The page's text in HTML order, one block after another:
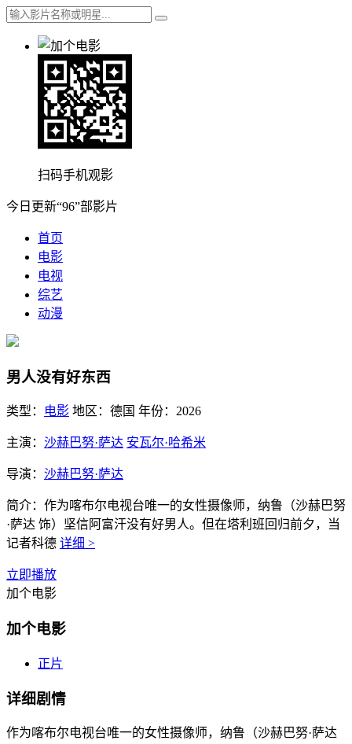
扫码手机观影
今日更新“96”部影片
首页
电影
电视
综艺
动漫
男人没有好东西
类型： 电影 地区： 德国 年份： 2026
主演： 沙赫巴努·萨达 安瓦尔·哈希米
导演： 沙赫巴努·萨达
简介： 作为喀布尔电视台唯一的女性摄像师，纳鲁（沙赫巴努
·萨达 饰）坚信阿富汗没有好男人。但在塔利班回归前夕，当
记者科德 详细 >
立即播放
加个电影
加个电影
正片
详细剧情
作为喀布尔电视台唯一的女性摄像师，纳鲁（沙赫巴努·萨达